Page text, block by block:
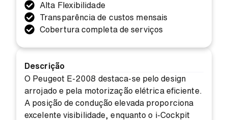
Alta Flexibilidade
Transparência de custos mensais
Cobertura completa de serviços
Descrição
O Peugeot E-2008 destaca-se pelo design
arrojado e pela motorização elétrica eficiente.
A posição de condução elevada proporciona
excelente visibilidade, enquanto o i-Cockpit